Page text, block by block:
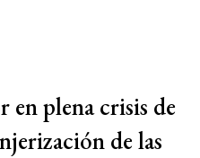
en plena crisis de
de las